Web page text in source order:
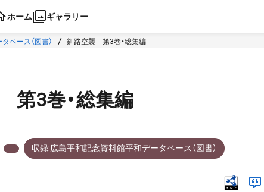
ホーム ギャラリー
ベース（図書） 釧路空襲 第3巻・総集編
3巻・総集編
収録:広島平和記念資料館平和データベース（図書）